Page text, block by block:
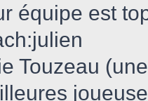
équipe est
Touzeau